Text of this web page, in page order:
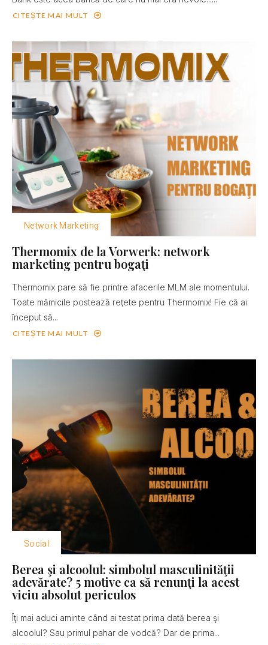
CITEȘTE MAI MULT
Network Marketing
Thermomix de la Vorwerk: network
marketing pentru bogaţi
Thermomix pare să fie printre afacerile MLM ale momentului.
Toate mămicile postează reţete pentru Thermomix! Fie că ai
început să...
CITEȘTE MAI MULT
Social
Berea şi alcoolul: simbolul masculinităţii
adevărate? 5 motive ca să renunţi la acest
viciu absolut periculos
Îţi mai aduci aminte când ai testat prima dată berea şi
alcoolul? Sau primul pahar de vodcă? Dar de prima...